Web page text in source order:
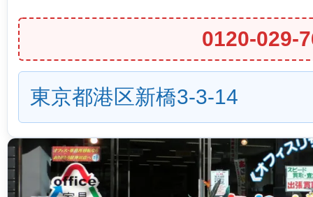
0120-029-
東京都港区新橋3-3-14